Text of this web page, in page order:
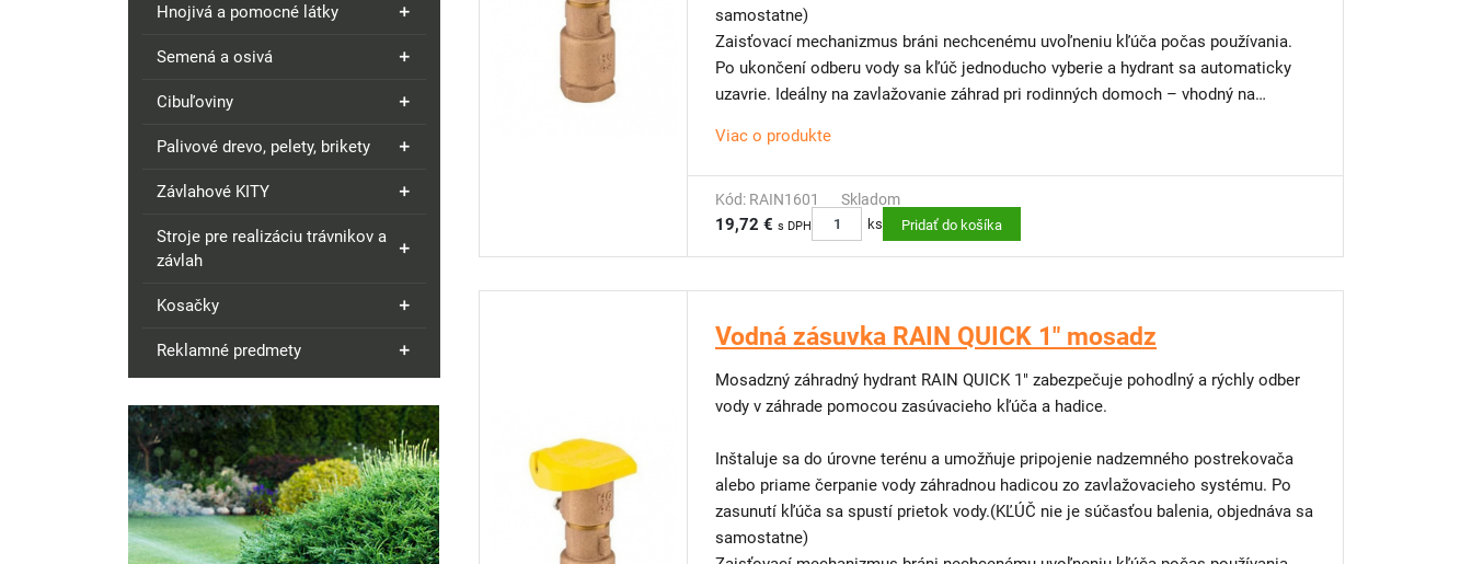
Hnojivá a pomocné látky
Semená a osivá
Cibuľoviny
Palivové drevo, pelety, brikety
Závlahové KITY
Stroje pre realizáciu trávnikov a
závlah
Kosačky
Reklamné predmety
samostatne)
Zaisťovací mechanizmus bráni nechcenému uvoľneniu kľúča počas používania.
Po ukončení odberu vody sa kľúč jednoducho vyberie a hydrant sa automaticky
uzavrie. Ideálny na zavlažovanie záhrad pri rodinných domoch – vhodný na
záhradnej sprchy.
Viac o produkte
Kód: RAIN1601 Skladom
19,72 € s DPH ks Pridať do košíka
Vodná zásuvka RAIN QUICK 1" mosadz
Mosadzný záhradný hydrant RAIN QUICK 1" zabezpečuje pohodlný a rýchly odber
vody v záhrade pomocou zasúvacieho kľúča a hadice.
Inštaluje sa do úrovne terénu a umožňuje pripojenie nadzemného postrekovača
alebo priame čerpanie vody záhradnou hadicou zo zavlažovacieho systému. Po
zasunutí kľúča sa spustí prietok vody.(KĽÚČ nie je súčasťou balenia, objednáva sa
samostatne)